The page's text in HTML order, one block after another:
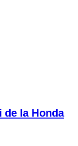
de la Honda